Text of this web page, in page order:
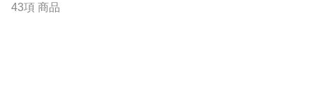
43項 商品